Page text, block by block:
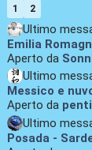
1 2
Ultimo
Emilia
Aperto da
Ultimo
Messico e
Aperto da
Ultimo
Posada -